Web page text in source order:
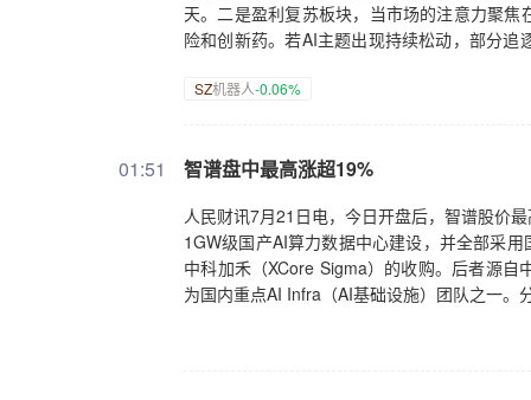
天。二是盈利复苏板块，当市场的注意力聚
险和创新药。若AI主题出现持续松动，部分
SZ机器人-0.06%
01:51 智谱盘中最高涨超19%
人民财讯7月21日电，今日开盘后，智谱股价
1GW级国产AI算力数据中心建设，并全部采
中科加禾（XCore Sigma）的收购。后者源
为国内重点AI Infra（AI基础设施）团队之一